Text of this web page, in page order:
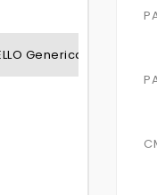
Generica BLU SENZA